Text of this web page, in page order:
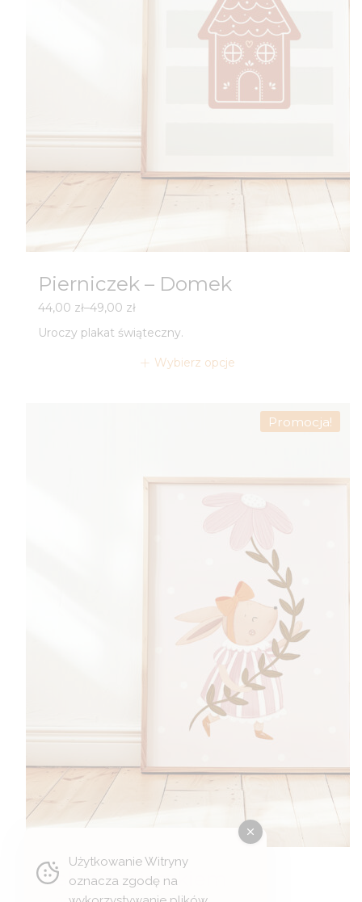
Pierniczek – Domek
44,00 zł–49,00 zł
Zakres
od
Uroczy plakat świąteczny.
Wybierz opcje
Promocja!
Plakat z zajączkiem
Użytkowanie Witryny
oznacza zgodę na